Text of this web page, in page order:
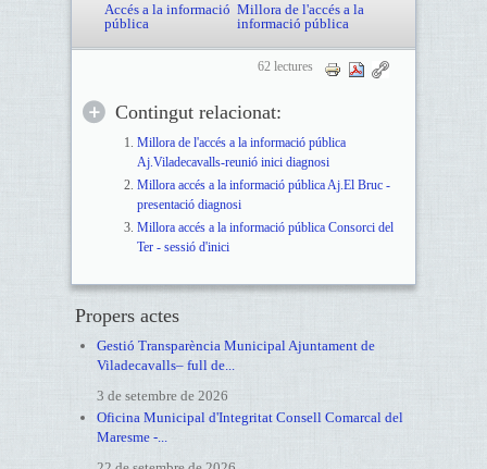
Accés a la informació
pública
Millora de l'accés a la
informació pública
62 lectures
Contingut relacionat:
Millora de l'accés a la informació pública
Aj.Viladecavalls-reunió inici diagnosi
Millora accés a la informació pública Aj.El Bruc -
presentació diagnosi
Millora accés a la informació pública Consorci del
Ter - sessió d'inici
Propers actes
Gestió Transparència Municipal Ajuntament de
Viladecavalls– full de...
3 de setembre de 2026
Oficina Municipal d'Integritat Consell Comarcal del
Maresme -...